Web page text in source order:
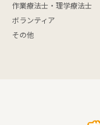
作業療法士・理学療法士
ボランティア
その他